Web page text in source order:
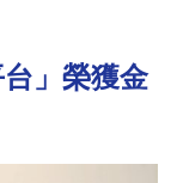
台」榮獲金